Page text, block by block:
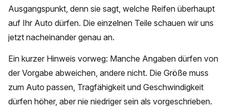
Ausgangspunkt, denn sie sagt, welche Reifen überhaupt
auf Ihr Auto dürfen. Die einzelnen Teile schauen wir uns
jetzt nacheinander genau an.
Ein kurzer Hinweis vorweg: Manche Angaben dürfen von
der Vorgabe abweichen, andere nicht. Die Größe muss
zum Auto passen, Tragfähigkeit und Geschwindigkeit
dürfen höher, aber nie niedriger sein als vorgeschrieben.